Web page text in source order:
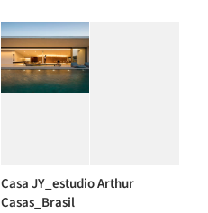
Casa JY_estudio Arthur
Casas_Brasil